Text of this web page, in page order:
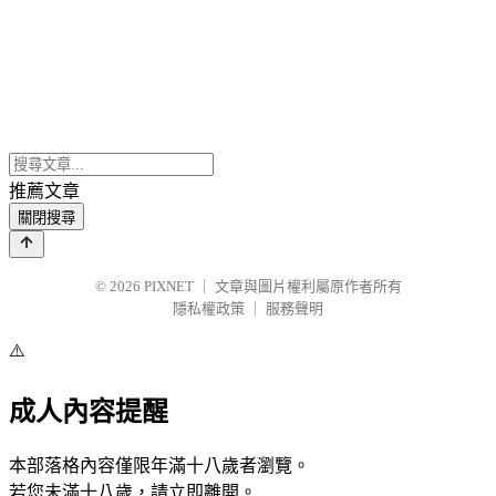
推薦文章
關閉搜尋
© 2026 PIXNET
文章與圖片權利屬原作者所有
隱私權政策
服務聲明
⚠️
成人內容提醒
本部落格內容僅限年滿十八歲者瀏覽。
若您未滿十八歲，請立即離開。